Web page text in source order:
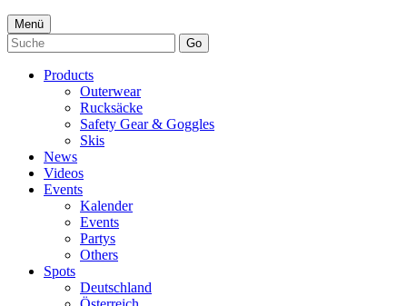
Menü
Go
Products
Outerwear
Rucksäcke
Safety Gear & Goggles
Skis
News
Videos
Events
Kalender
Events
Partys
Others
Spots
Deutschland